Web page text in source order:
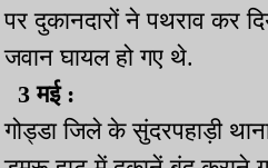
पर दुकानदारों ने पथराव कर
जवान घायल हो गए थे.
3 मई :
गोड्डा जिले के सुंदरपहाड़ी